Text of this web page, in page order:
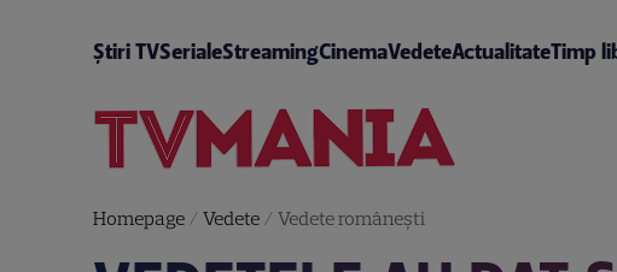
Știri TVSerialeStreamingCinemaVedeteActualitateTimp
Homepage/ Vedete/ Vedete româneşti